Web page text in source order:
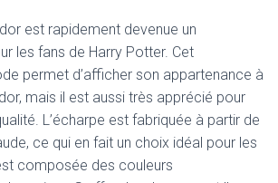
est rapidement devenue un
les fans de Harry Potter. Cet
permet d’afficher son appartenance à
mais il est aussi très apprécié pour
L’écharpe est fabriquée à partir de
ce qui en fait un choix idéal pour les
composée des couleurs